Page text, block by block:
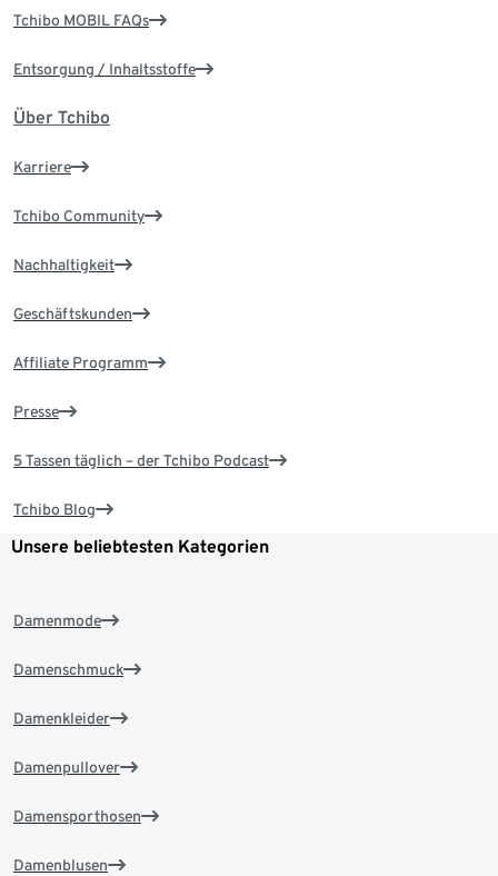
Tchibo MOBIL FAQs
Entsorgung / Inhaltsstoffe
Über Tchibo
Karriere
Tchibo Community
Nachhaltigkeit
Geschäftskunden
Affiliate Programm
Presse
5 Tassen täglich – der Tchibo Podcast
Tchibo Blog
Unsere beliebtesten Kategorien
Damenmode
Damenschmuck
Damenkleider
Damenpullover
Damensporthosen
Damenblusen